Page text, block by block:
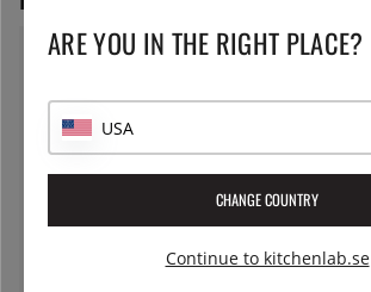
ZASSENHAUS
ARE YOU IN THE RIGHT PLACE?
USA
CHANGE COUNTRY
Continue to kitchenlab.se